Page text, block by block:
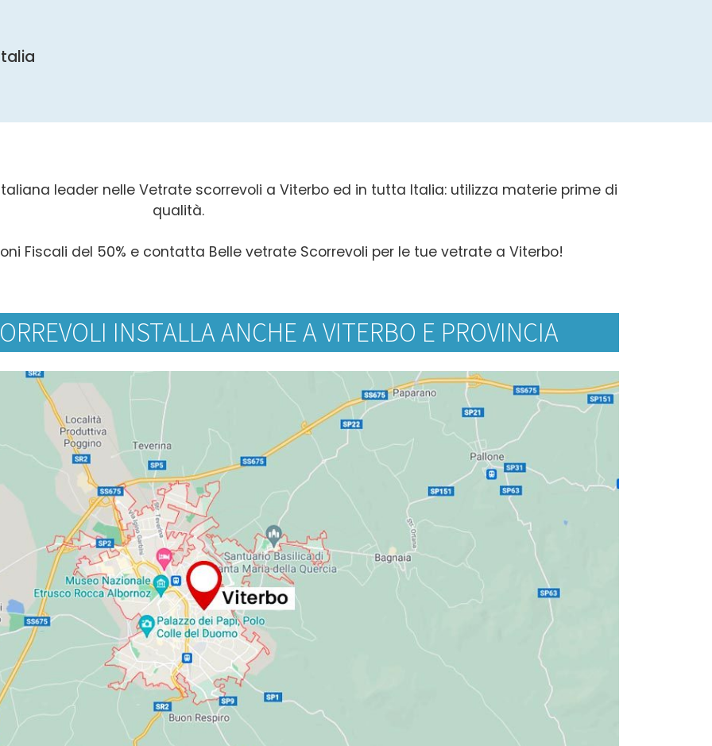
leader nelle Vetrate scorrevoli a Viterbo ed in tutta Italia: utilizza materie prime di
qualità.
Fiscali del 50% e contatta Belle vetrate Scorrevoli per le tue vetrate a Viterbo!
INSTALLA ANCHE A VITERBO E PROVINCIA